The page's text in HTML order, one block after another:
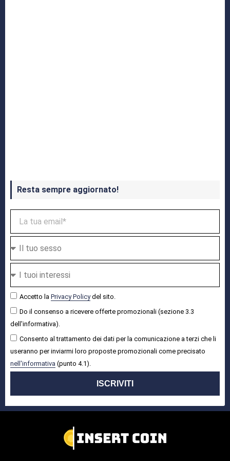
Resta sempre aggiornato!
Accetto la Privacy Policydel sito.
Do il consenso a ricevere offerte promozionali (sezione 3.3
dell'informativa).
Consento al trattamento dei dati per la comunicazione a terzi che li
useranno per inviarmi loro proposte promozionali come precisato
nell'informativa (punto 4.1).
ISCRIVITI